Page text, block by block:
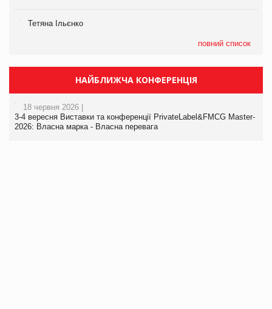
Тетяна Ільєнко
повний список
НАЙБЛИЖЧА КОНФЕРЕНЦІЯ
18 червня 2026 |
3-4 вересня Виставки та конференції PrivateLabel&FMCG Master-
2026: Власна марка - Власна перевага